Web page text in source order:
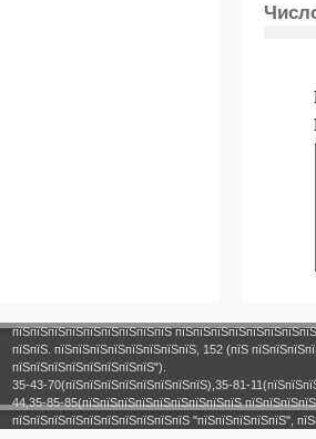
пїЅпїЅпїЅпїЅпїЅпїЅпїЅпїЅпїЅ
пїЅпїЅ. пїЅпїЅпїЅпїЅпїЅпїЅпїЅпїЅ, 152 (пїЅ
пїЅпїЅпїЅпїЅпїЅпїЅпїЅпїЅ").
35-43-70(пїЅпїЅпїЅпїЅпїЅпїЅпїЅпїЅ),35-81-
44,35-85-85(пїЅпїЅпїЅпїЅпїЅпїЅпїЅпїЅпїЅ
пїЅпїЅпїЅпїЅпїЅпїЅпїЅпїЅпїЅпїЅ "пїЅпїЅпїЅпїЅпїЅ",